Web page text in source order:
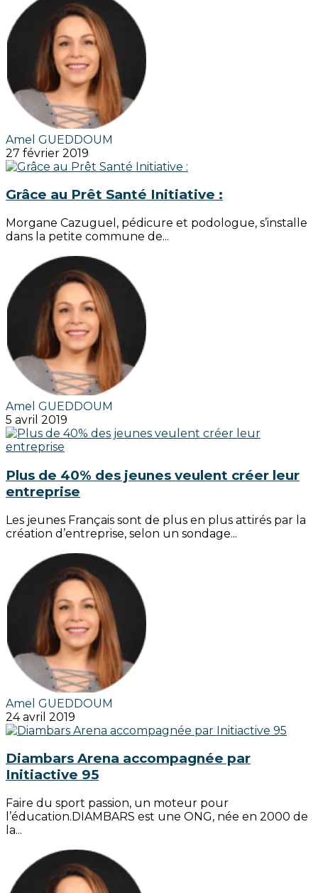
Amel GUEDDOUM
27 février 2019
Grâce au Prêt Santé Initiative :
Morgane Cazuguel, pédicure et podologue, s’installe
dans la petite commune de...
Amel GUEDDOUM
5 avril 2019
Plus de 40% des jeunes veulent créer leur
entreprise
Les jeunes Français sont de plus en plus attirés par la
création d’entreprise, selon un sondage...
Amel GUEDDOUM
24 avril 2019
Diambars Arena accompagnée par
Initiactive 95
Faire du sport passion, un moteur pour
l’éducation.DIAMBARS est une ONG, née en 2000 de
la...